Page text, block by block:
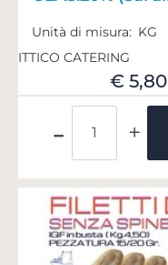
Unità di misura: KG
ITTICO CATERING
€ 5,80